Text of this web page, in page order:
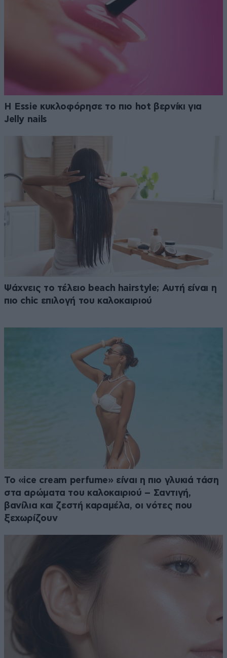
Η Essie κυκλοφόρησε το πιο hot βερνίκι για
Jelly nails
Ψάχνεις το τέλειο beach hairstyle; Αυτή είναι η
πιο chic επιλογή του καλοκαιριού
Το «ice cream perfume» είναι η πιο γλυκιά τάση
στα αρώματα του καλοκαιριού – Σαντιγή,
βανίλια και ζεστή καραμέλα, οι νότες που
ξεχωρίζουν